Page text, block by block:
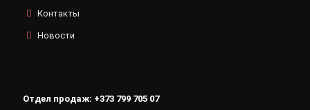
Контакты
Новости
Отдел продаж: +373 799 705 07